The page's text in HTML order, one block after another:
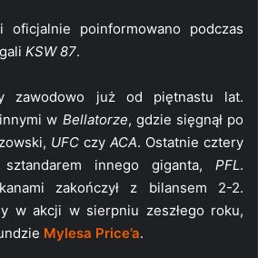
oficjalnie poinformowano podczas
KSW 87.
zawodowo już od piętnastu lat.
w Bellatorze, gdzie sięgnął po
UFC czy ACA. Ostatnie cztery
innego giganta, PFL.
zakończył z bilansem 2-2.
w akcji w sierpniu zeszłego roku,
Mylesa Price’a.